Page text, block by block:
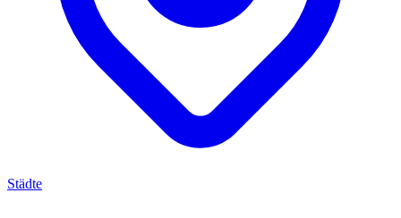
Städte